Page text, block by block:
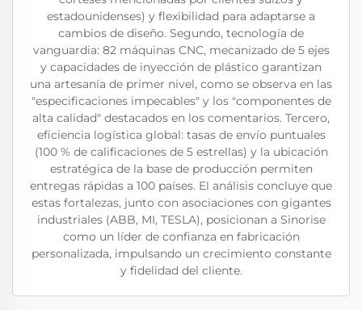
estadounidenses) y flexibilidad para adaptarse a
cambios de diseño. Segundo, tecnología de
vanguardia: 82 máquinas CNC, mecanizado de 5 ejes
y capacidades de inyección de plástico garantizan
una artesanía de primer nivel, como se observa en las
"especificaciones impecables" y los "componentes de
alta calidad" destacados en los comentarios. Tercero,
eficiencia logística global: tasas de envío puntuales
(100 % de calificaciones de 5 estrellas) y la ubicación
estratégica de la base de producción permiten
entregas rápidas a 100 países. El análisis concluye que
estas fortalezas, junto con asociaciones con gigantes
industriales (ABB, MI, TESLA), posicionan a Sinorise
como un líder de confianza en fabricación
personalizada, impulsando un crecimiento constante
y fidelidad del cliente.